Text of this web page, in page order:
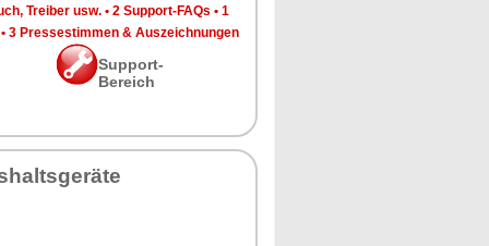
Treiber usw. • 2 Support-FAQs • 1
3 Pressestimmen & Auszeichnungen
Support-
Bereich